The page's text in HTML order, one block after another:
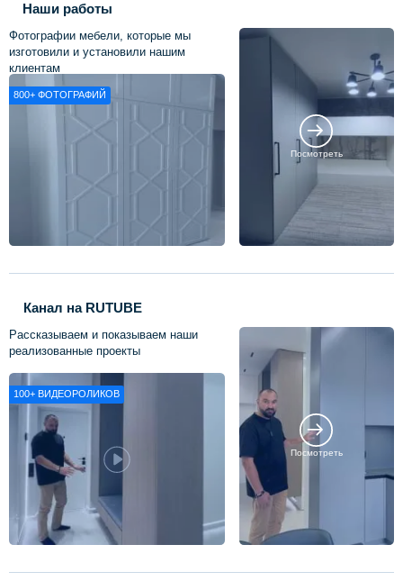
Наши работы
Фотографии мебели, которые мы
изготовили и установили нашим
клиентам
800+ ФОТОГРАФИЙ
Посмотреть
Канал на RUTUBE
Рассказываем и показываем наши
реализованные проекты
100+ ВИДЕОРОЛИКОВ
Посмотреть